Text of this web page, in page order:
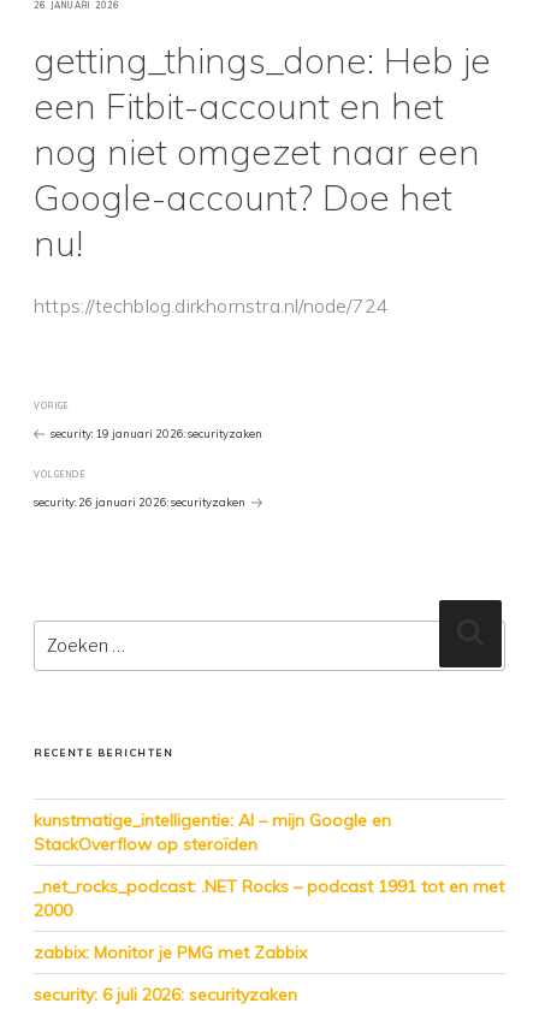
GEPLAATST
26 JANUARI 2026
getting_things_done: Heb je
een Fitbit-account en het
nog niet omgezet naar een
Google-account? Doe het
nu!
https://techblog.dirkhornstra.nl/node/724
Bericht
navigatie
Vorig
bericht
VORIGE
security: 19 januari 2026: securityzaken
Volgend
Bericht
VOLGENDE
security: 26 januari 2026: securityzaken
Zoeken
naar:
RECENTE BERICHTEN
kunstmatige_intelligentie: AI – mijn Google en
StackOverflow op steroïden
_net_rocks_podcast: .NET Rocks – podcast 1991 tot en met
2000
zabbix: Monitor je PMG met Zabbix
security: 6 juli 2026: securityzaken